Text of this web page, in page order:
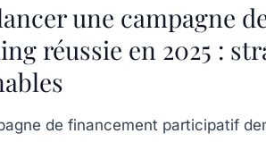
une campagne
réussie en 2025 :
de financement participatif